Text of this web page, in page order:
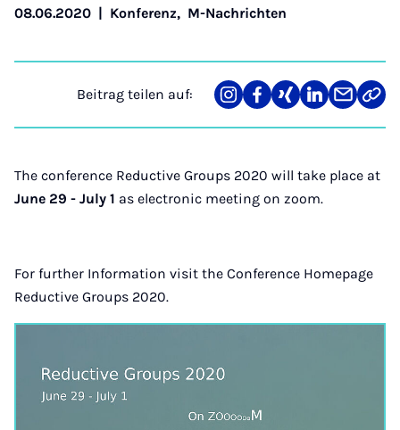
08.06.2020 | Konferenz, M-Nachrichten
Beitrag teilen auf:
Teilen
auf
Teilen
auf
Teilen
auf
Teilen
auf
Teilen
über
Link
The conference Reductive Groups 2020 will take place at
June 29 - July 1 as electronic meeting on zoom.
For further Information visit the Conference Homepage
Reductive Groups 2020.